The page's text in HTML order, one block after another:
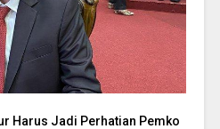
Harus Jadi Perhatian Pemko